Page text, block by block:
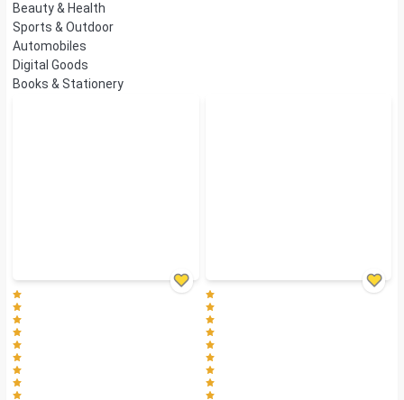
Beauty & Health
Sports & Outdoor
Automobiles
Digital Goods
Books & Stationery